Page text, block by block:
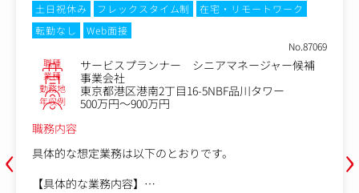
‹
土日祝休み フレックスタイム制
在宅・リモートワーク
転勤なし
Web面接
No.87069
職種 サービスプランナー シニアマネージャー候補
業種 事業会社
勤務地 東京都港区港南2丁目16-5NBF品川タワー
年収例
500万円～900万円
職務内容
具体的な想定業務は以下のとおりです。
【具体的な業務内容】
›